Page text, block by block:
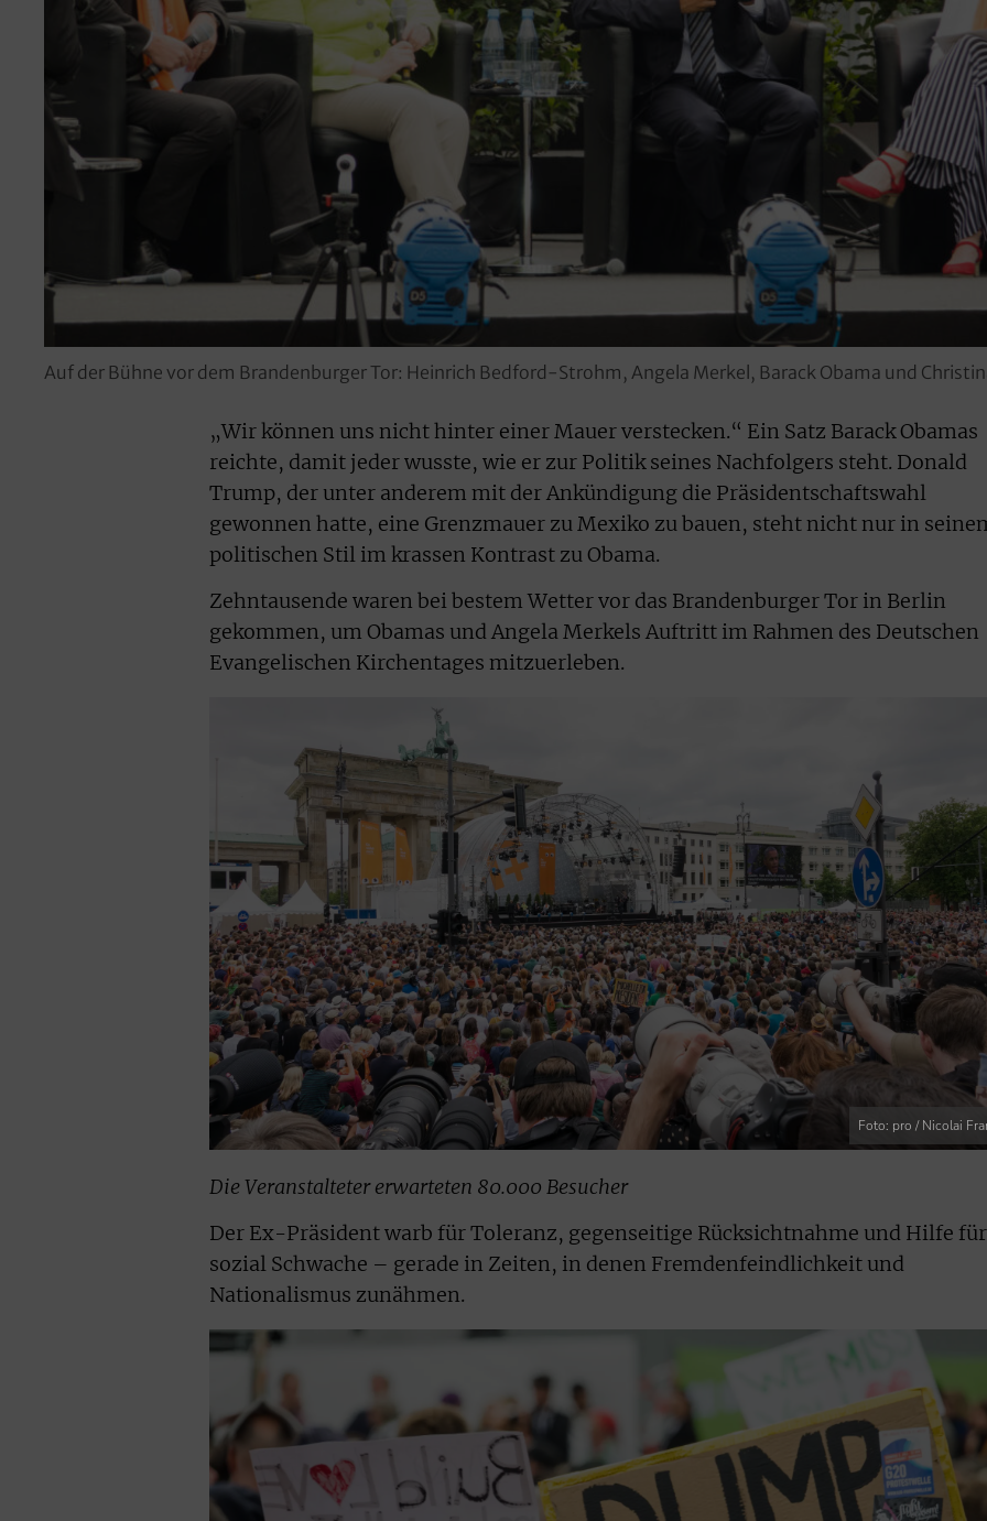
Auf der Bühne vor dem Brandenburger Tor: Heinrich Bedford-Strohm, Angela Merkel, Barack Obama und
„Wir können uns nicht hinter einer Mauer verstecken.“ Ein Satz Barack Obamas
reichte, damit jeder wusste, wie er zur Politik seines Nachfolgers steht. Donald
Trump, der unter anderem mit der Ankündigung die Präsidentschaftswahl
gewonnen hatte, eine Grenzmauer zu Mexiko zu bauen, steht nicht nur in
politischen Stil im krassen Kontrast zu Obama.
Zehntausende waren bei bestem Wetter vor das Brandenburger Tor in Berlin
gekommen, um Obamas und Angela Merkels Auftritt im Rahmen des Deutschen
Evangelischen Kirchentages mitzuerleben.
Foto: pro / Nicolai
Die Veranstalteter erwarteten 80.000 Besucher
Der Ex-Präsident warb für Toleranz, gegenseitige Rücksichtnahme und Hilfe für
sozial Schwache – gerade in Zeiten, in denen Fremdenfeindlichkeit und
Nationalismus zunähmen.